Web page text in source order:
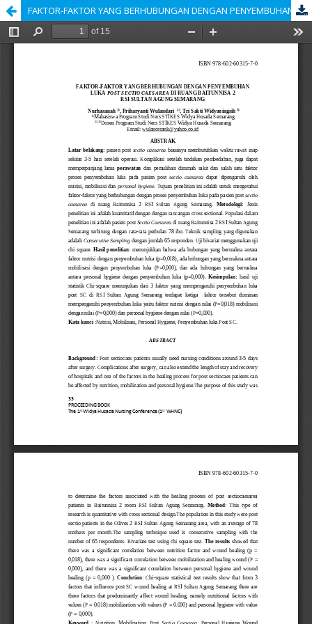
FAKTOR-FAKTOR YANG BERHUBUNGAN DENGAN PENYEMBUHAN LUKA POST SECTIO CAESAREA DI RUANG BAITUNNISA 2 RSI SULTAN AGUNG SEMARANG